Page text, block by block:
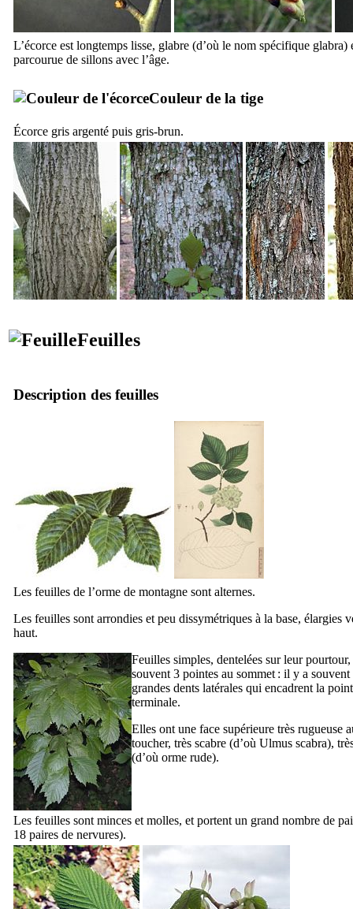
L’écorce est longtemps lisse, glabre (d’où le nom spécifique glabra)
parcourue de sillons avec l’âge.
Couleur de la tige
Écorce gris argenté puis gris-brun.
Feuilles
Description des feuilles
Les feuilles de l’orme de montagne sont alternes.
Les feuilles sont arrondies et peu dissymétriques à la base, élargies
haut.
Feuilles simples, dentelées sur leur
souvent 3 pointes au sommet : il y a souvent
grandes dents latérales qui encadrent la
terminale.
Elles ont une face supérieure très rugueuse
toucher, très scabre (d’où Ulmus scabra),
(d’où orme rude).
Les feuilles sont minces et molles, et portent un grand nombre de
18 paires de nervures).